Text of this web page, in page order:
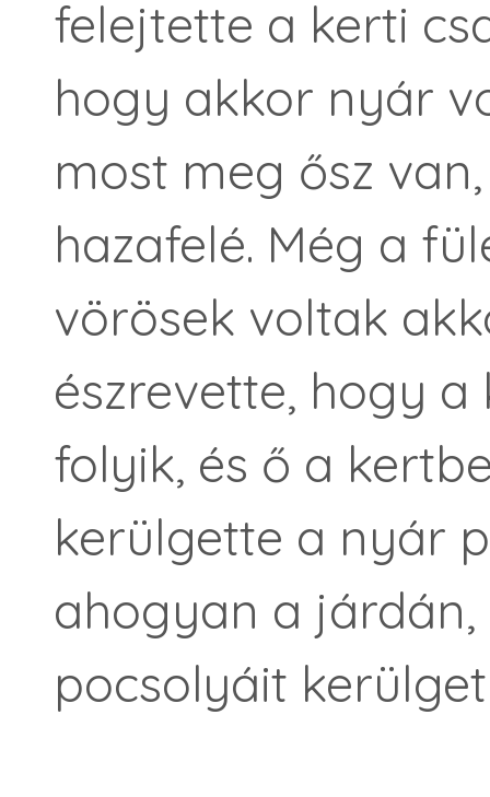
felejtette a kerti
hogy akkor nyár
most meg ősz
hazafelé. Még a
vörösek voltak
észrevette, hogy
folyik, és ő a
kerülgette a nyár
ahogyan a
pocsolyáit